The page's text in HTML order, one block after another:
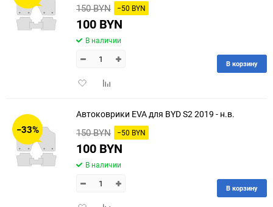
150 BYN −50 BYN
100 BYN
В наличии
ДобавитьДобавить
В корзину
−33%
Автоковрики EVA для BYD S2 2019 - н.в.
150 BYN −50 BYN
100 BYN
В наличии
В корзину